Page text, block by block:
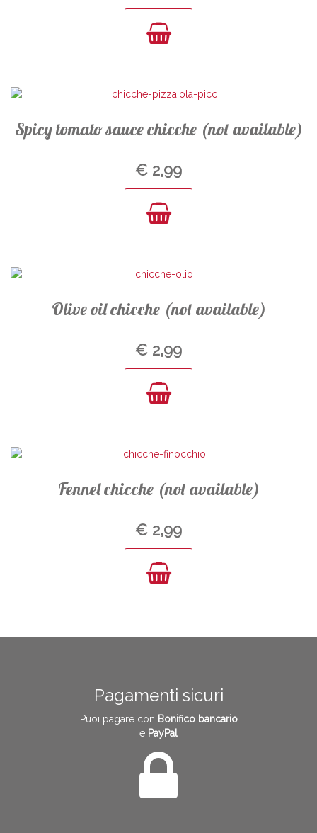
Spicy tomato sauce chicche (not available)
€ 2,99
Olive oil chicche (not available)
€ 2,99
Fennel chicche (not available)
€ 2,99
Pagamenti sicuri
Puoi pagare con Bonifico bancario
e PayPal